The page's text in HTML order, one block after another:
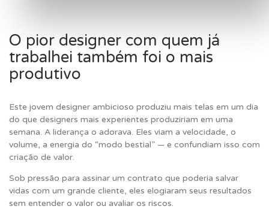
O pior designer com quem já
trabalhei também foi o mais
produtivo
Este jovem designer ambicioso produziu mais telas em um dia
do que designers mais experientes produziriam em uma
semana. A liderança o adorava. Eles viam a velocidade, o
volume, a energia do “modo bestial” — e confundiam isso com
criação de valor.
Sob pressão para assinar um contrato que poderia salvar
vidas com um grande cliente, eles elogiaram seus resultados
sem entender o valor ou avaliar os riscos.